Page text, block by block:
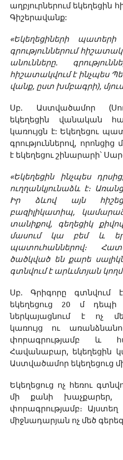
աղբյուրներում եկեղեցին
Գիշերավանք:
«Եկեղեցիների
գրություններում
անունները.
հիշատակվում է ինչպես
վանք, ըստ խմբագրի),
Սբ. Աստվածամոր
եկեղեցին վանական
կառույցն է: Եկեղեցու
գրություններով,
է եկեղեցու շինարարի՝
«Եկեղեցին ինչպես
ուղղանկյունաձև է։
Իր ձևով այն
բազիլիկատիպ,
տանիքով, գեղեցիկ
մասում կա բեմ և
պատուհաններով։
ծածկված են քարե
գտնվում է արևմտյան
Սբ. Գրիգորը գտնվում
եկեղեցուց 20 մ
ներկայացնում է ոչ
կառույց ու
փորագրությամբ և
Հավանաբար, եկեղեցին
Աստվածամոր եկեղեցուց
Եկեղեցուց ոչ հեռու
մի քանի խաչքարեր,
փորագրությամբ։
միջնադարյան ոչ մեծ